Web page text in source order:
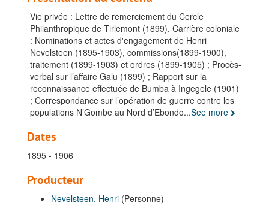
Vie privée : Lettre de remerciement du Cercle
Philanthropique de Tirlemont (1899). Carrière coloniale
: Nominations et actes d'engagement de Henri
Nevelsteen (1895-1903), commissions(1899-1900),
traitement (1899-1903) et ordres (1899-1905) ; Procès-
verbal sur l’affaire Galu (1899) ; Rapport sur la
reconnaissance effectuée de Bumba à Ingegele (1901)
; Correspondance sur l’opération de guerre contre les
populations N’Gombe au Nord d’Ebondo...See more
Dates
1895 - 1906
Producteur
Nevelsteen, Henri (Personne)